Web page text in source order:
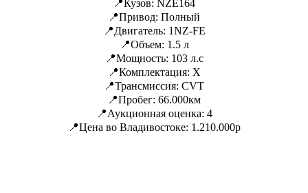
📍Кузов: NZE164
📍Привод: Полный
📍Двигатель: 1NZ-FE
📍Объем: 1.5 л
📍Мощность: 103 л.с
📍Комплектация: X
📍Трансмиссия: CVT
📍Пробег: 66.000км
📍Аукционная оценка: 4
📍Цена во Владивостоке: 1.210.000р